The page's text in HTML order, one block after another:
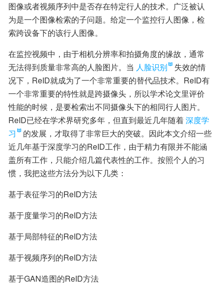
图像或者视频序列中是否存在特定行人的技术。广泛被认
为是一个图像检索的子问题。给定一个监控行人图像，检
索跨设备下的该行人图像。
在监控视频中，由于相机分辨率和拍摄角度的缘故，通常
无法得到质量非常高的人脸图片。当 人脸识别
失效的情
况下，ReID就成为了一个非常重要的替代品技术。ReID有
一个非常重要的特性就是跨摄像头，所以学术论文里评价
性能的时候，是要检索出不同摄像头下的相同行人图片。
ReID已经在学术界研究多年，但直到最近几年随着深度学
习
的发展，才取得了非常巨大的突破。因此本文介绍一些
近几年基于深度学习的ReID工作，由于精力有限并不能涵
盖所有工作，只能介绍几篇代表性的工作。按照个人的习
惯，我把这些方法分为以下几类：
基于表征学习的ReID方法
基于度量学习的ReID方法
基于局部特征的ReID方法
基于视频序列的ReID方法
基于GAN造图的ReID方法